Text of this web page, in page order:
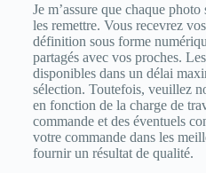
Je m’assure que chaque
les remettre. Vous recevrez
définition sous forme
partagés avec vos proches.
disponibles dans un délai
sélection. Toutefois, veuillez
en fonction de la charge de
commande et des éventuels
votre commande dans les
fournir un résultat de qualité.